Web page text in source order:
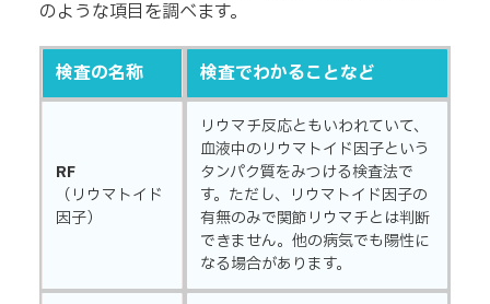
のような項目を調べます。
検査の名称 検査でわかることなど
RF
（リウマトイド
因子）
リウマチ反応ともいわれていて、
血液中のリウマトイド因子という
タンパク質をみつける検査法で
す。ただし、リウマトイド因子の
有無のみで関節リウマチとは判断
できません。他の病気でも陽性に
なる場合があります。